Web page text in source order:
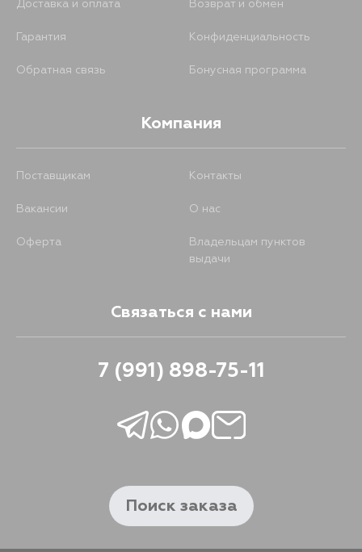
17 августа 1594
5 сентября
Доставка и оплата Возврат и обмен
Гарантия Конфиденциальность
Обратная связь Бонусная программа
Компания
Поставщикам Контакты
Вакансии О нас
Оферта
Владельцам пунктов
выдачи
Связаться с нами
7 (991) 898-75-11
Поиск заказа